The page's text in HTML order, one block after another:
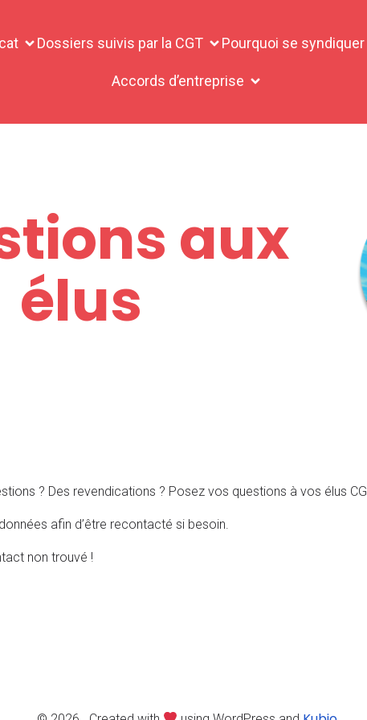
Dossiers suivis par la CGT Pourquoi se syndiquer
Accords d’entreprise
aux
élus
? Des revendications ? Posez vos questions à vos élus
afin d’être recontacté si besoin.
non trouvé !